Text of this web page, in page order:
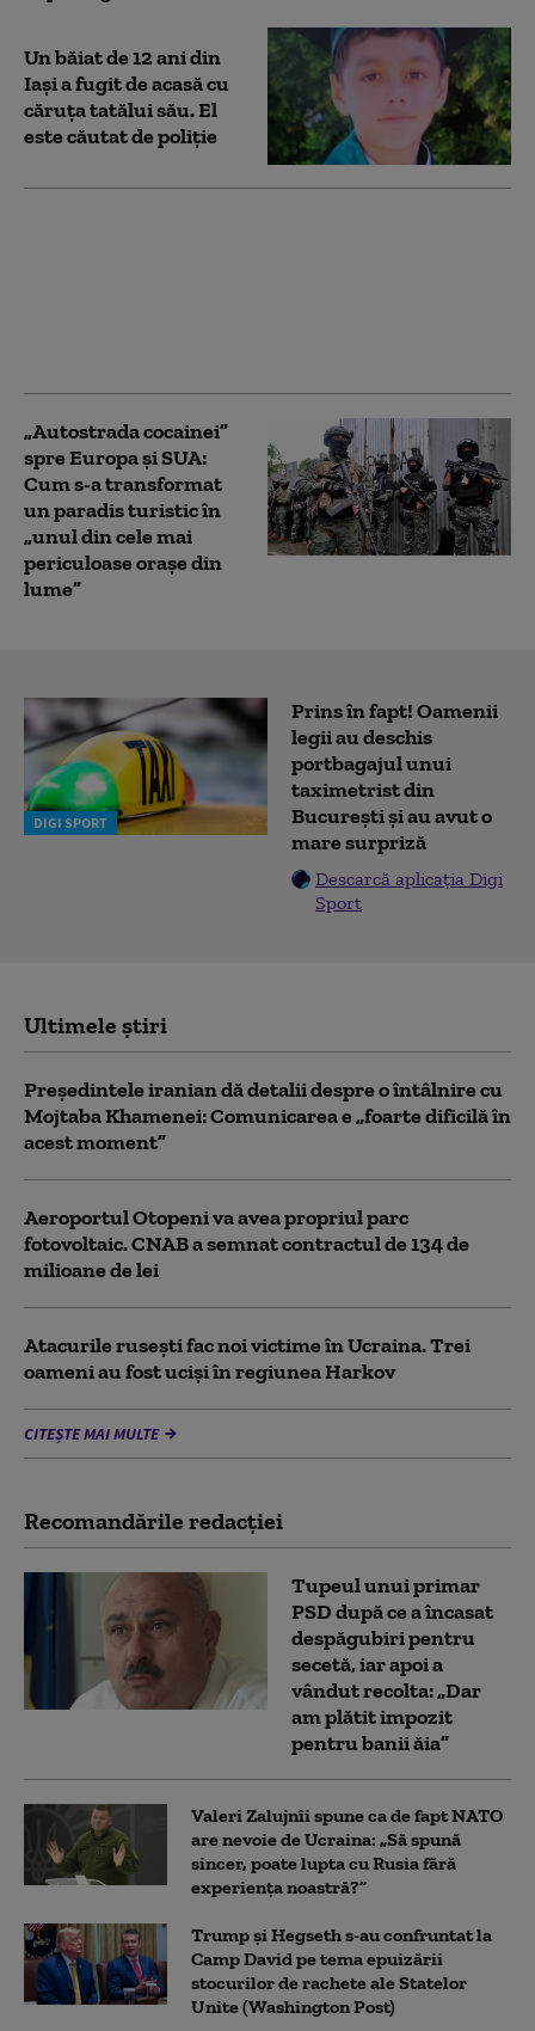
Un băiat de 12 ani din
Iași a fugit de acasă cu
căruţa tatălui său. El
este căutat de poliție
„Autostrada cocainei”
spre Europa și SUA:
Cum s-a transformat
un paradis turistic în
„unul din cele mai
periculoase orașe din
lume”
DIGI SPORT
Prins în fapt! Oamenii
legii au deschis
portbagajul unui
taximetrist din
București și au avut o
mare surpriză
Descarcă aplicația Digi
Sport
Ultimele știri
Preşedintele iranian dă detalii despre o întâlnire cu
Mojtaba Khamenei: Comunicarea e „foarte dificilă în
acest moment”
Aeroportul Otopeni va avea propriul parc
fotovoltaic. CNAB a semnat contractul de 134 de
milioane de lei
Atacurile rusești fac noi victime în Ucraina. Trei
oameni au fost uciși în regiunea Harkov
CITEȘTE MAI MULTE
Recomandările redacţiei
Tupeul unui primar
PSD după ce a încasat
despăgubiri pentru
secetă, iar apoi a
vândut recolta: „Dar
am plătit impozit
pentru banii ăia”
Valeri Zalujnîi spune ca de fapt NATO
are nevoie de Ucraina: „Să spună
sincer, poate lupta cu Rusia fără
experiența noastră?”
Trump şi Hegseth s-au confruntat la
Camp David pe tema epuizării
stocurilor de rachete ale Statelor
Unite (Washington Post)